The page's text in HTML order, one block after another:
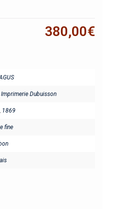
380,00€
Imprimerie Dubuisson
1869
fine